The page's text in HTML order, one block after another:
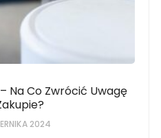
Na Co Zwrócić Uwagę
2024